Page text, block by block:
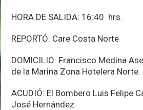
HORA DE SALIDA: 16:40 hrs.
REPORTÓ: Care Costa Norte
DOMICILIO: Francisco Medina
de la Marina Zona Hotelera Norte.
ACUDIÓ: El Bombero Luis Felipe
José Hernández.